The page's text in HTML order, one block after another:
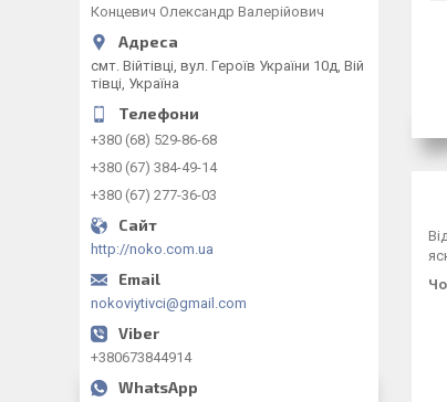
Концевич Олександр Валерійович
смт. Війтівці, вул. Героїв України 10д, Вій
тівці, Україна
+380 (68) 529-86-68
+380 (67) 384-49-14
+380 (67) 277-36-03
http://noko.com.ua
nokoviytivci@gmail.com
+380673844914